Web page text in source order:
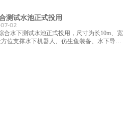
测试水池正式投用
02
合水下测试水池正式投用，尺寸为长10m、宽
位支撑水下机器人、仿生鱼装备、水下导航